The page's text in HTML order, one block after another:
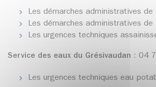
Les démarches administratives
Les démarches administratives
Les urgences techniques
Service des eaux du Grésivaudan : 04
Les urgences techniques eau